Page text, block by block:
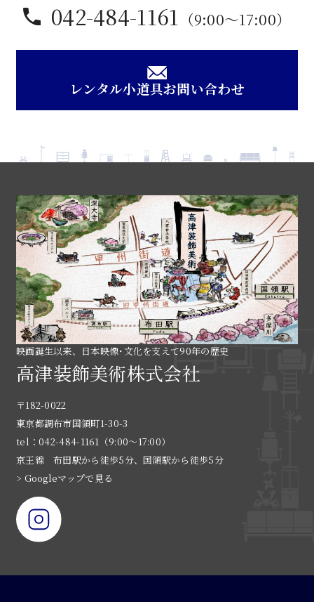
042-484-1161 （9:00〜17:00）
レンタル小道具お問い合わせ
映画誕生以来、日本映像･文化を支えて90年の歴史
高津装飾美術株式会社
〒182-0022
東京都調布市国領町1-30-3
tel：042-484-1161（9:00〜17:00）
京王線 布田駅から徒歩5分、国領駅から徒歩5分
> Googleマップで見る